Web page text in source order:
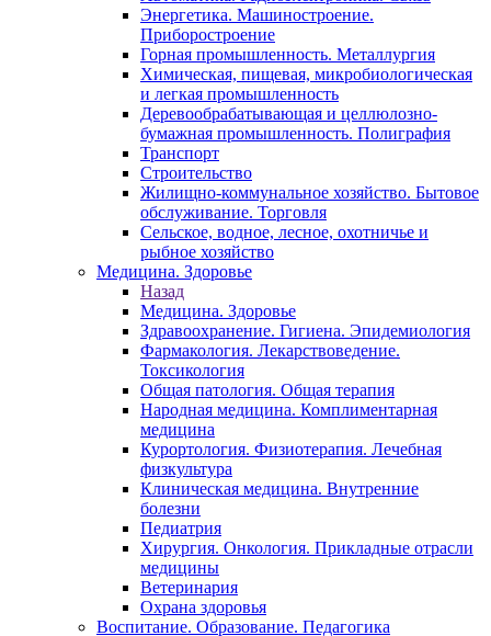
Энергетика. Машиностроение.
Приборостроение
Горная промышленность. Металлургия
Химическая, пищевая, микробиологическая
и легкая промышленность
Деревообрабатывающая и целлюлозно-
бумажная промышленность. Полиграфия
Транспорт
Строительство
Жилищно-коммунальное хозяйство. Бытовое
обслуживание. Торговля
Сельское, водное, лесное, охотничье и
рыбное хозяйство
Медицина. Здоровье
Назад
Медицина. Здоровье
Здравоохранение. Гигиена. Эпидемиология
Фармакология. Лекарствоведение.
Токсикология
Общая патология. Общая терапия
Народная медицина. Комплиментарная
медицина
Курортология. Физиотерапия. Лечебная
физкультура
Клиническая медицина. Внутренние
болезни
Педиатрия
Хирургия. Онкология. Прикладные отрасли
медицины
Ветеринария
Охрана здоровья
Воспитание. Образование. Педагогика